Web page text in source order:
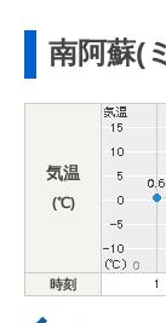
南阿蘇(
気温
(℃)
時刻